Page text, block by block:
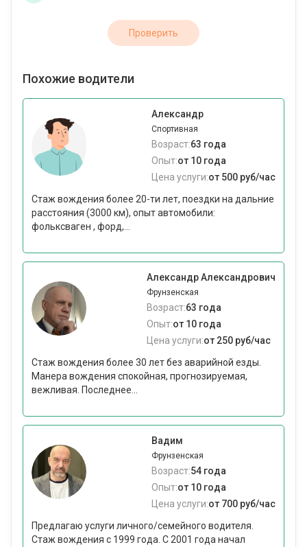
Проверить
Похожие водители
Александр
Спортивная
Возраст:63 года
Опыт:от 10 года
Цена услуги:от 500 руб/час
Стаж вождения более 20-ти лет, поездки на дальние
расстояния (3000 км), опыт автомобили:
фольксваген , форд,...
Александр Александрович
Фрунзенская
Возраст:63 года
Опыт:от 10 года
Цена услуги:от 250 руб/час
Стаж вождения более 30 лет без аварийной езды.
Манера вождения спокойная, прогнозируемая,
вежливая. Последнее...
Вадим
Фрунзенская
Возраст:54 года
Опыт:от 10 года
Цена услуги:от 700 руб/час
Предлагаю услуги личного/семейного водителя.
Стаж вождения с 1999 года. С 2001 года начал